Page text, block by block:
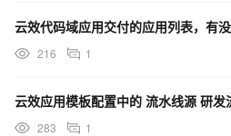
云效代码域应用交付的应用列表，有
216 1
云效应用模板配置中的 流水线源 研发
283 1